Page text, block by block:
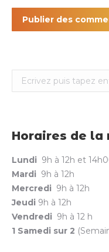
Publier des
Search:
Horaires de la
Lundi 9h à 12h et
Mardi 9h à 12h
Mercredi 9h à 12h
Jeudi 9h à 12h
Vendredi 9h à 12 h
1 Samedi sur 2